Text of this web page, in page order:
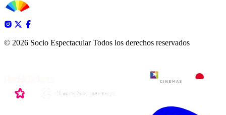
© 2026 Socio Espectacular Todos los derechos reservados